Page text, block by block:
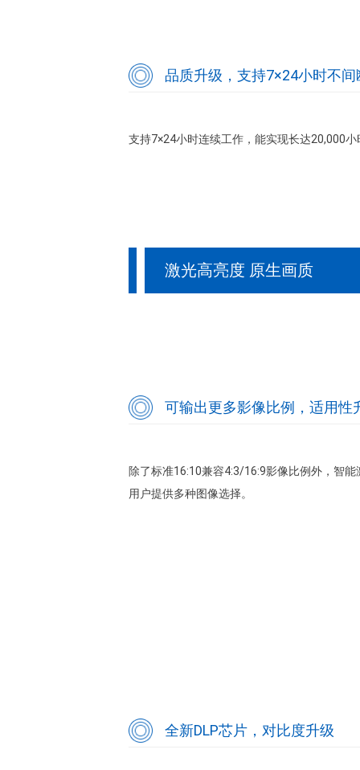
品质升级，支持7×24小时不间
支持7×24小时连续工作，能实现长达20,000小
激光高亮度 原生画质
可输出更多影像比例，适用性
除了标准16:10兼容4:3/16:9影像比例外，智
用户提供多种图像选择。
全新DLP芯片，对比度升级